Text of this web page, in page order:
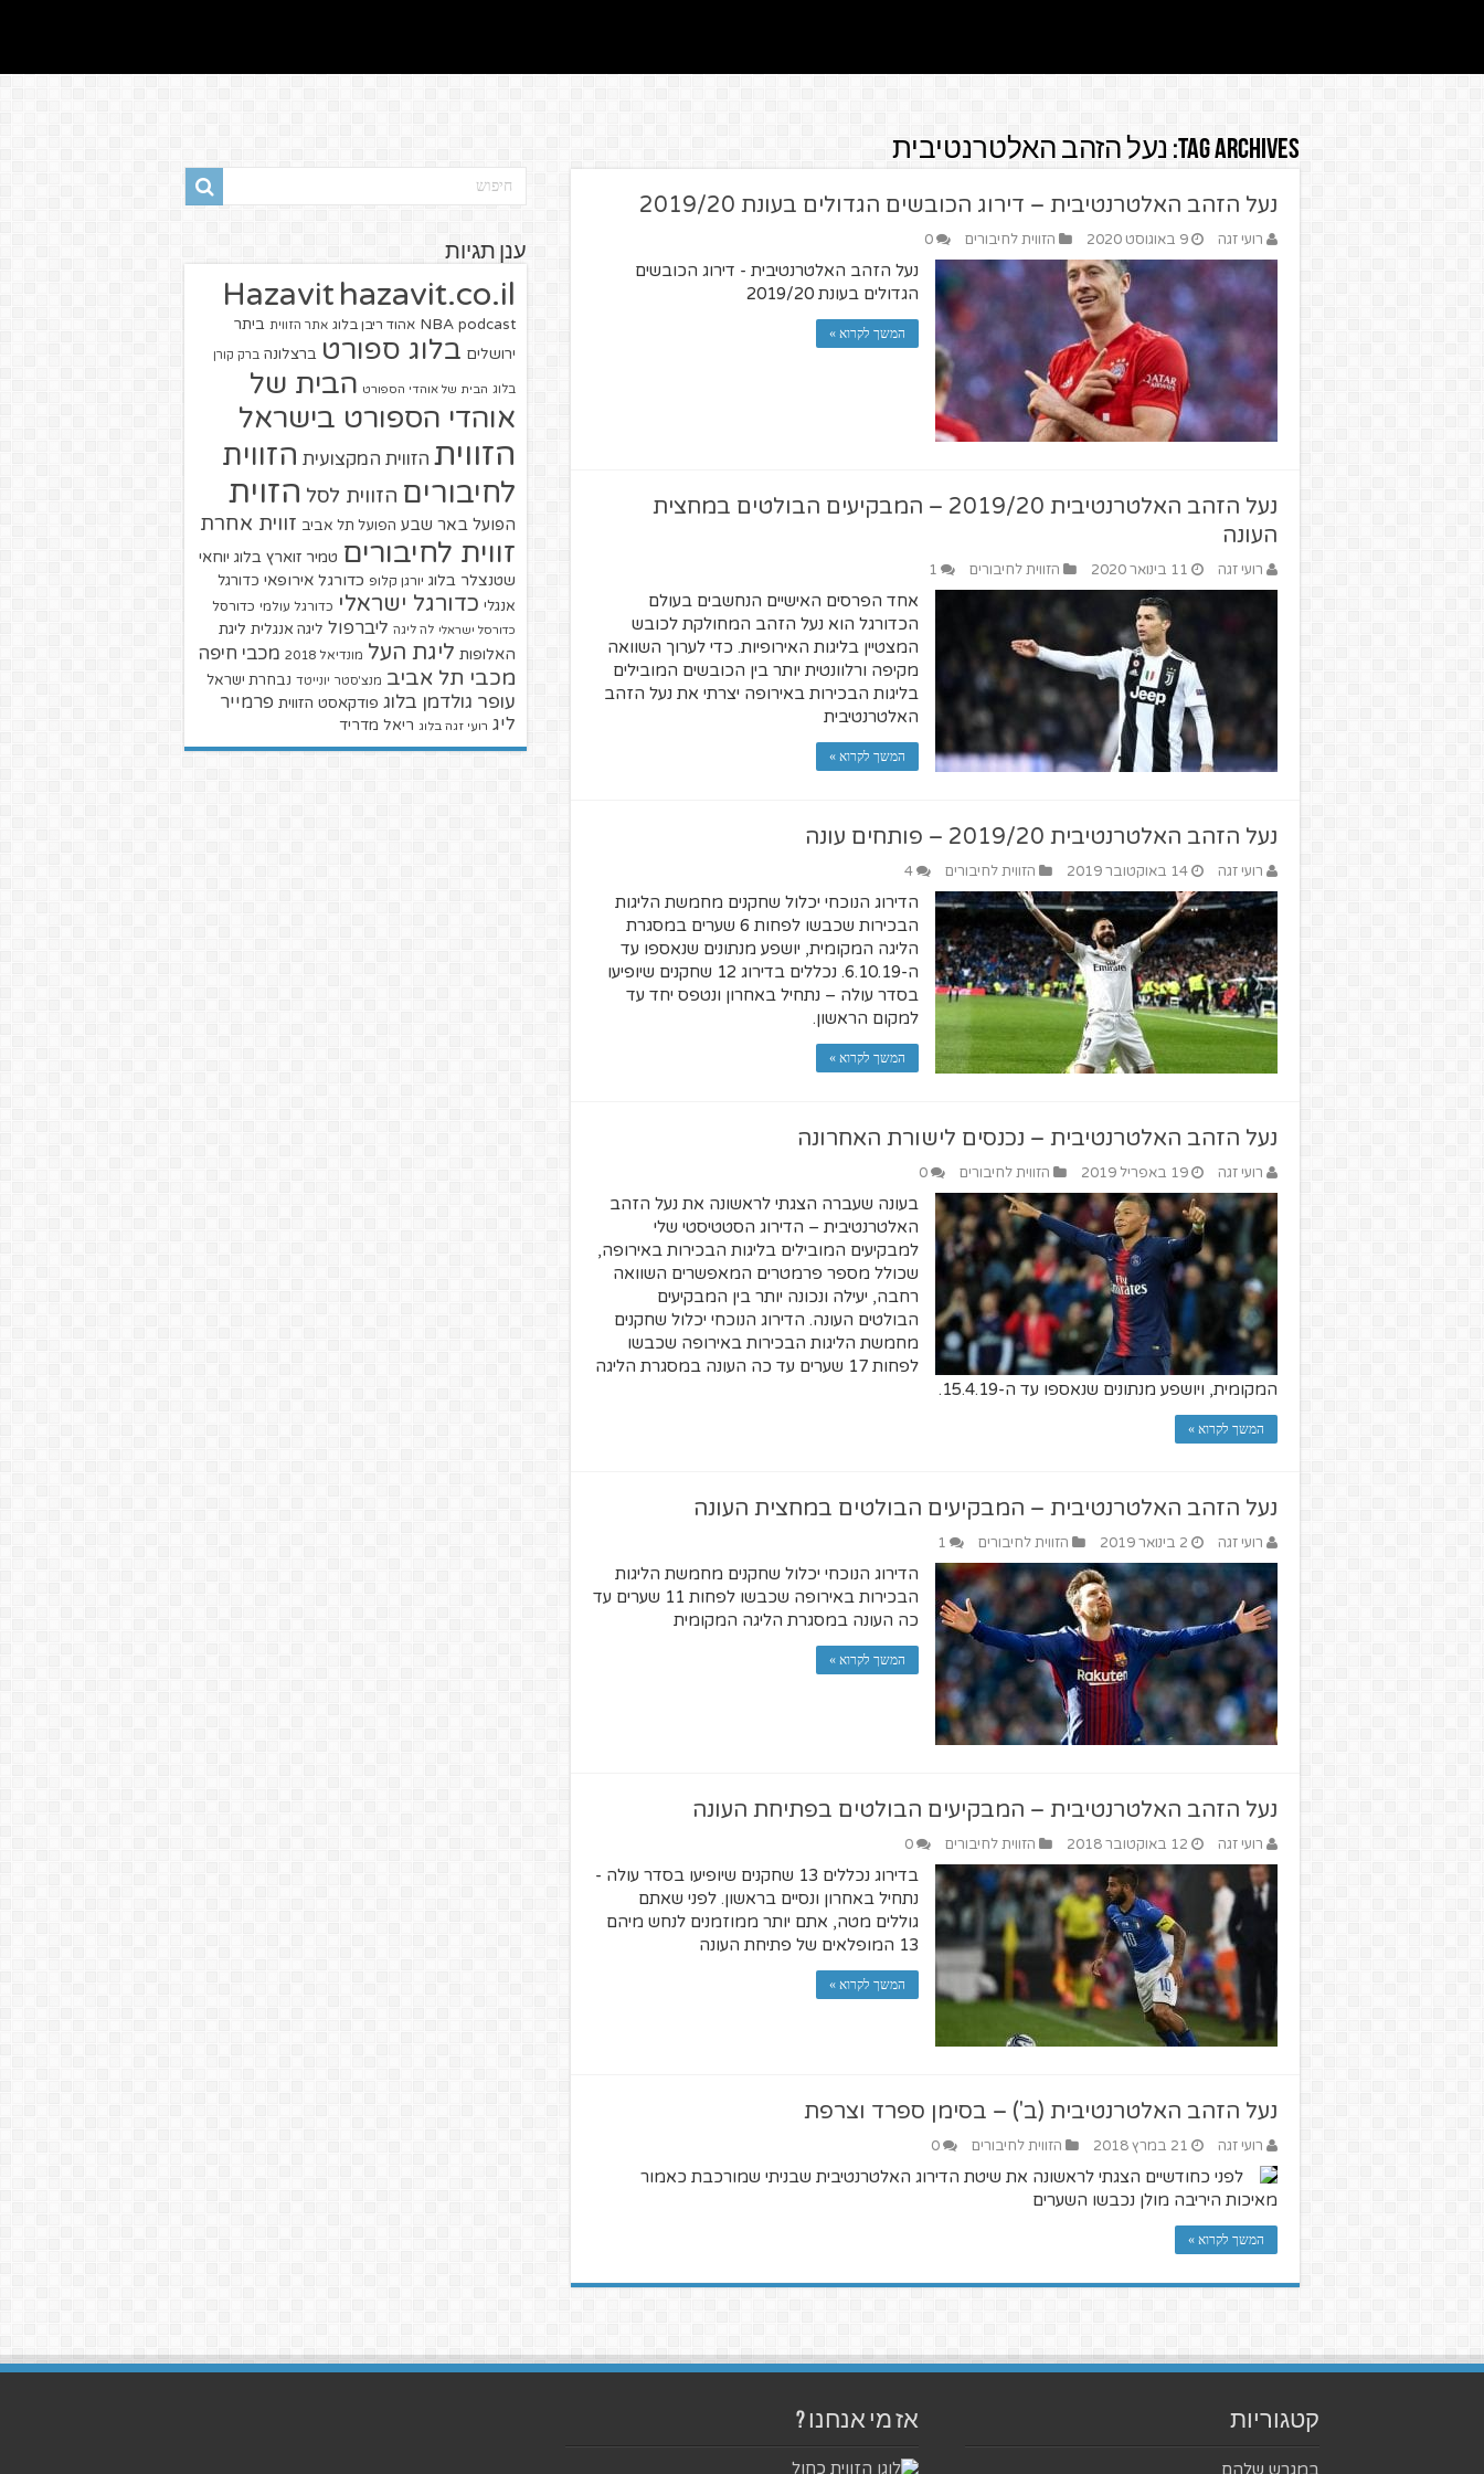
Tag Archives: נעל הזהב האלטרנטיבית
נעל הזהב האלטרנטיבית – דירוג הכובשים הגדולים בעונת 2019/20
רועי זגה 9 באוגוסט 2020 הזווית לחיבורים 0
נעל הזהב האלטרנטיבית - דירוג הכובשים
הגדולים בעונת 2019/20
המשך לקרוא »
נעל הזהב האלטרנטיבית 2019/20 – המבקיעים הבולטים במחצית
העונה
רועי זגה 11 בינואר 2020 הזווית לחיבורים 1
אחד הפרסים האישיים הנחשבים בעולם
הכדורגל הוא נעל הזהב המחולקת לכובש
המצטיין בליגות האירופיות. כדי לערוך השוואה
מקיפה ורלוונטית יותר בין הכובשים המובילים
בליגות הבכירות באירופה יצרתי את נעל הזהב
האלטרנטיבית
המשך לקרוא »
נעל הזהב האלטרנטיבית 2019/20 – פותחים עונה
רועי זגה 14 באוקטובר 2019 הזווית לחיבורים 4
הדירוג הנוכחי יכלול שחקנים מחמשת הליגות
הבכירות שכבשו לפחות 6 שערים במסגרת
הליגה המקומית, יושפע מנתונים שנאספו עד
ה-6.10.19. נכללים בדירוג 12 שחקנים שיופיעו
בסדר עולה – נתחיל באחרון ונטפס יחד עד
למקום הראשון.
המשך לקרוא »
נעל הזהב האלטרנטיבית – נכנסים לישורת האחרונה
רועי זגה 19 באפריל 2019 הזווית לחיבורים 0
בעונה שעברה הצגתי לראשונה את נעל הזהב
האלטרנטיבית – הדירוג הסטטיסטי שלי
למבקיעים המובילים בליגות הבכירות באירופה,
שכולל מספר פרמטרים המאפשרים השוואה
רחבה, יעילה ונכונה יותר בין המבקיעים
הבולטים העונה. הדירוג הנוכחי יכלול שחקנים
מחמשת הליגות הבכירות באירופה שכבשו
לפחות 17 שערים עד כה העונה במסגרת הליגה
המקומית, ויושפע מנתונים שנאספו עד ה-15.4.19.
המשך לקרוא »
נעל הזהב האלטרנטיבית – המבקיעים הבולטים במחצית העונה
רועי זגה 2 בינואר 2019 הזווית לחיבורים 1
הדירוג הנוכחי יכלול שחקנים מחמשת הליגות
הבכירות באירופה שכבשו לפחות 11 שערים עד
כה העונה במסגרת הליגה המקומית
המשך לקרוא »
נעל הזהב האלטרנטיבית – המבקיעים הבולטים בפתיחת העונה
רועי זגה 12 באוקטובר 2018 הזווית לחיבורים 0
בדירוג נכללים 13 שחקנים שיופיעו בסדר עולה -
נתחיל באחרון ונסיים בראשון. לפני שאתם
גוללים מטה, אתם יותר ממוזמנים לנחש מיהם
13 המופלאים של פתיחת העונה
המשך לקרוא »
נעל הזהב האלטרנטיבית (ב') – בסימן ספרד וצרפת
רועי זגה 21 במרץ 2018 הזווית לחיבורים 0
לפני כחודשיים הצגתי לראשונה את שיטת הדירוג האלטרנטיבית שבניתי שמורכבת כאמור
מאיכות היריבה מולן נכבשו השערים
המשך לקרוא »
ענן תגיות
Hazavit hazavit.co.il
NBA podcast אהוד ריבן בלוג אתר הזווית ביתר
ירושלים בלוג ספורט ברצלונה ברק קורן
בלוג הבית של אוהדי הספורט הבית של
אוהדי הספורט בישראל
הזווית הזווית המקצועית הזווית
לחיבורים הזווית לסל הזוית
הפועל באר שבע הפועל תל אביב זווית אחרת
זווית לחיבורים טמיר זוארץ בלוג יוחאי
שטנצלר בלוג יורגן קלופ כדורגל אירופאי כדורגל
אנגלי כדורגל ישראלי כדורגל עולמי כדורסל
כדורסל ישראלי לה ליגה ליברפול ליגה אנגלית ליגת
האלופות ליגת העל מונדיאל 2018 מכבי חיפה
מכבי תל אביב מנצ'סטר יונייטד נבחרת ישראל
עופר גולדמן בלוג פודקאסט הזווית פרמייר
ליג רועי זגה בלוג ריאל מדריד
קטגוריות
במגרש שלהם
אז מי אנחנו ?